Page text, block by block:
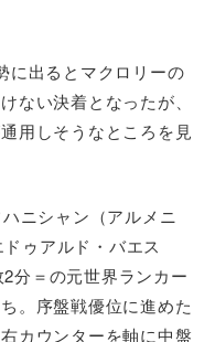
に出るとマクロリーの
ない決着となったが、
用しそうなところを見
ニシャン（アルメニ
ゥアルド・バエス
2分＝の元世界ランカー
。序盤戦優位に進めた
カウンターを軸に中盤